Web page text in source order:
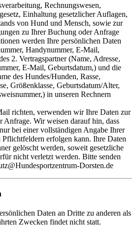
Rechnungswesen,
Einhaltung gesetzlicher Auflagen,
von Hund und Mensch, sowie zur
zu Ihrer Buchung oder Anfrage
werden Ihre persönlichen Daten
Handynummer, E-Mail,
2. Vertragspartner (Name, Adresse,
E-Mail, Geburtsdatum,) und die
des Hundes/Hunden, Rasse,
Größenklasse, Geburtsdatum/Alter,
in unseren Rechnern
richten, verwenden wir Ihre Daten zur
Anfrage. Wir weisen darauf hin, dass
bei einer vollständigen Angabe Ihrer
erfolgen kann. Ihre Daten
gelöscht werden, soweit gesetzliche
nicht verletzt werden. Bitte senden
Dorsten.de
Daten an Dritte zu anderen als
Zwecken findet nicht statt.